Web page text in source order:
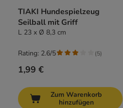
TIAKI Hundespielzeug
Seilball mit Griff
L 23 x Ø 8,3 cm
1,99 €
Rating: 2.6/5 (5)
Zum Warenkorb
hinzufügen